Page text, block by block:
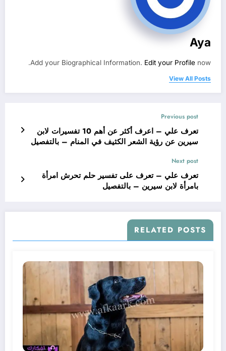
Aya
Add your Biographical Information. Edit your Profile now.
View All Posts
Previous post
تعرف علي – اعرف أكثر عن أهم 10 تفسيرات لابن
سيرين عن رؤية الشعر الكثيف في المنام – بالتفصيل
Next post
تعرف علي – تعرف على تفسير حلم تحرش امرأة
بامرأة لابن سيرين – بالتفصيل
RELATED POSTS